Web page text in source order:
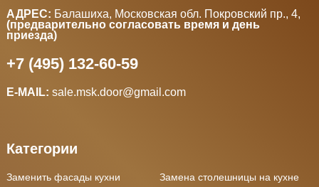
АДРЕС: Балашиха, Московская обл. Покровский пр., 4,
(предварительно согласовать время и день
приезда)
+7 (495) 132-60-59
E-MAIL: sale.msk.door@gmail.com
Категории
Заменить фасады кухни
Замена столешницы на кухне